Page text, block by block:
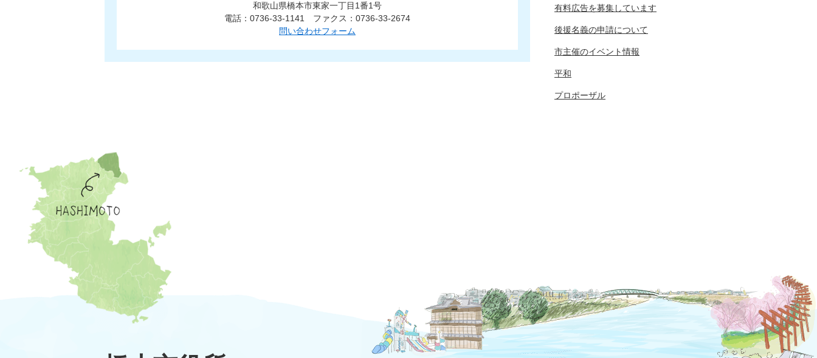
和歌山県橋本市東家一丁目1番1号
電話：0736-33-1141 ファクス：0736-33-2674
問い合わせフォーム
有料広告を募集しています
後援名義の申請について
市主催のイベント情報
平和
プロポーザル